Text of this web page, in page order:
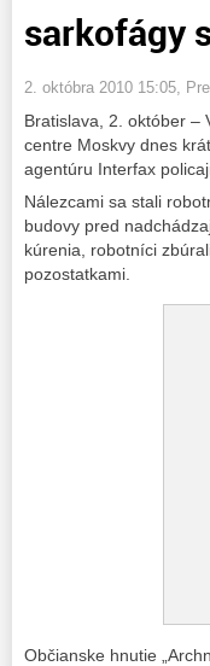
sarkofágy
2. októbra 2010 15:05 ,
Bratislava, 2. október –
centre Moskvy dnes
agentúru Interfax
Nálezcami sa stali
budovy pred
kúrenia, robotníci
pozostatkami.
Občianske hnutie